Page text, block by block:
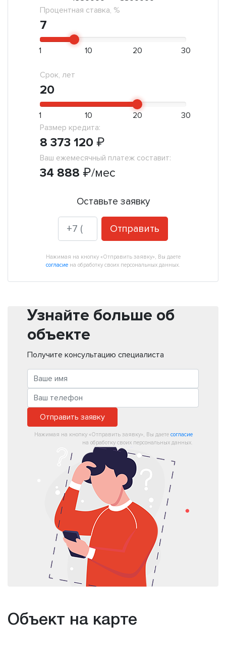
Процентная ставка, %
7
1 10 20 30
Срок, лет
20
1 10 20
30
Размер кредита:
8 373 120 ₽
Ваш ежемесячный платеж составит:
34 888 ₽/мес
Оставьте заявку
Отправить
Нажимая на кнопку «Отправить заявку», Вы даете
согласие на обработку своих персональных данных.
Узнайте больше об
объекте
Получите консультацию специалиста
Отправить заявку
Нажимая на кнопку «Отправить заявку», Вы даете согласие
на обработку своих персональных данных.
Объект на карте